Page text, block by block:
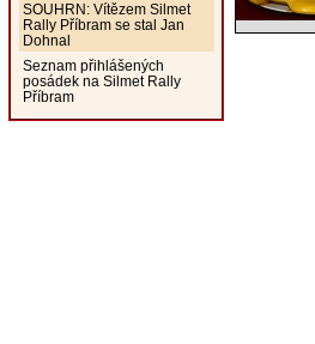
SOUHRN: Vítězem Silmet
Rally Příbram se stal Jan
Dohnal
Seznam přihlášených
posádek na Silmet Rally
Příbram